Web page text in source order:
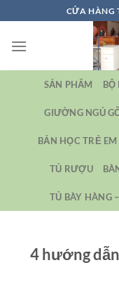
qua
nội
CỬA HÀNG
SẢN PHẨM BỘ
GIƯỜNG NGỦ
BẢN HỌC TRẺ EM
TỦ RƯỢU
TỦ BÀY HÀNG
4 hướng